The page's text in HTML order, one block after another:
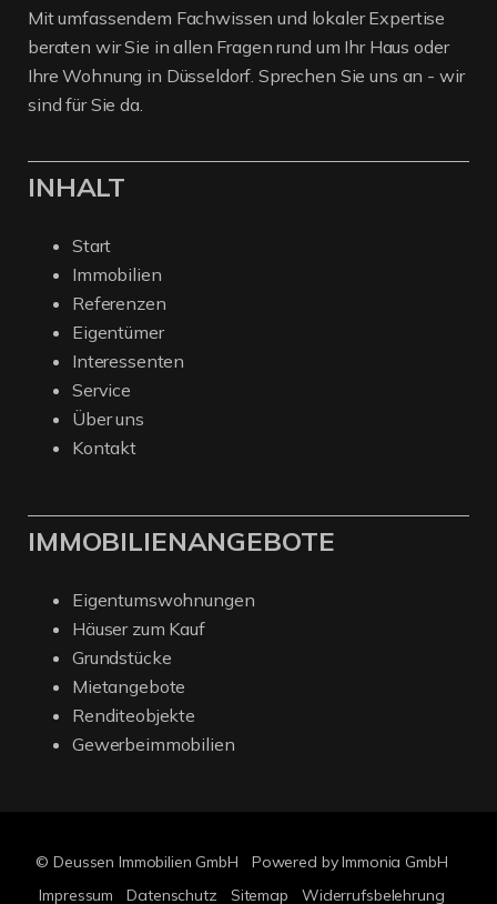
Mit umfassendem Fachwissen und lokaler Expertise
beraten wir Sie in allen Fragen rund um Ihr Haus oder
Ihre Wohnung in Düsseldorf. Sprechen Sie uns an - wir
sind für Sie da.
INHALT
Start
Immobilien
Referenzen
Eigentümer
Interessenten
Service
Über uns
Kontakt
IMMOBILIENANGEBOTE
Eigentumswohnungen
Häuser zum Kauf
Grundstücke
Mietangebote
Renditeobjekte
Gewerbeimmobilien
© Deussen Immobilien GmbH
Powered by Immonia GmbH
Impressum
Datenschutz Sitemap Widerrufsbelehrung